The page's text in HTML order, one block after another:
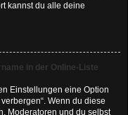
kannst du alle deine
in der Online-Liste
Einstellungen eine Option
Wenn du diese
Moderatoren und du selbst